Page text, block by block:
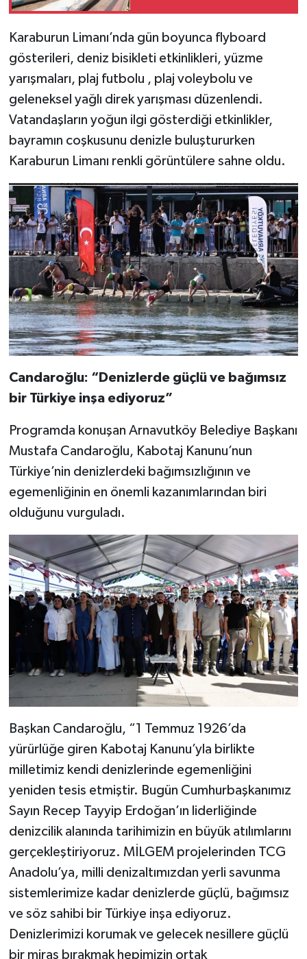
Karaburun Limanı’nda gün boyunca flyboard
gösterileri, deniz bisikleti etkinlikleri, yüzme
yarışmaları, plaj futbolu , plaj voleybolu ve
geleneksel yağlı direk yarışması düzenlendi.
Vatandaşların yoğun ilgi gösterdiği etkinlikler,
bayramın coşkusunu denizle buluştururken
Karaburun Limanı renkli görüntülere sahne oldu.
Candaroğlu: “Denizlerde güçlü ve bağımsız
bir Türkiye inşa ediyoruz”
Programda konuşan Arnavutköy Belediye Başkanı
Mustafa Candaroğlu, Kabotaj Kanunu’nun
Türkiye’nin denizlerdeki bağımsızlığının ve
egemenliğinin en önemli kazanımlarından biri
olduğunu vurguladı.
Başkan Candaroğlu, “1 Temmuz 1926’da
yürürlüğe giren Kabotaj Kanunu’yla birlikte
milletimiz kendi denizlerinde egemenliğini
yeniden tesis etmiştir. Bugün Cumhurbaşkanımız
Sayın Recep Tayyip Erdoğan’ın liderliğinde
denizcilik alanında tarihimizin en büyük atılımlarını
gerçekleştiriyoruz. MİLGEM projelerinden TCG
Anadolu’ya, milli denizaltımızdan yerli savunma
sistemlerimize kadar denizlerde güçlü, bağımsız
ve söz sahibi bir Türkiye inşa ediyoruz.
Denizlerimizi korumak ve gelecek nesillere güçlü
bir miras bırakmak hepimizin ortak